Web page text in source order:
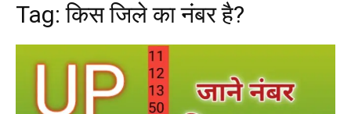
Tag:किस जिले का नंबर है?